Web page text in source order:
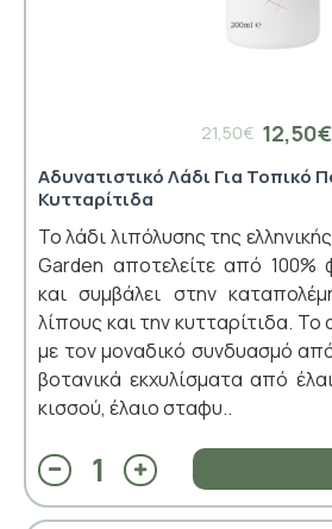
12,50€
21,50€
Αδυνατιστικό Λάδι Για Τοπικό
Κυτταρίτιδα
Το λάδι λιπόλυσης της
Garden αποτελείτε από 100%
και συμβάλει στην
λίπους και την κυτταρίτιδα. Το
με τον μοναδικό συνδυασμό
βοτανικά εκχυλίσματα από
κισσού, έλαιο σταφυ..